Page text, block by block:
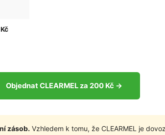
Objednat CLEARMEL za 200 Kč →
zásob. Vzhledem k tomu, že CLEARMEL je